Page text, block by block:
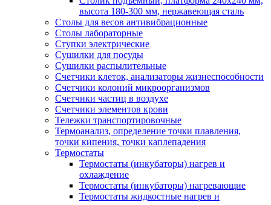
высота 180-300 мм, нержавеющая сталь
Столы для весов антивибрационные
Столы лабораторные
Ступки электрические
Сушилки для посуды
Сушилки распылительные
Счетчики клеток, анализаторы жизнеспособности
Счетчики колоний микроорганизмов
Счетчики частиц в воздухе
Счетчики элементов крови
Тележки транспортировочные
Термоанализ, определение точки плавления,
точки кипения, точки каплепадения
Термостаты
Термостаты (инкубаторы) нагрев и
охлаждение
Термостаты (инкубаторы) нагревающие
Термостаты жидкостные нагрев и